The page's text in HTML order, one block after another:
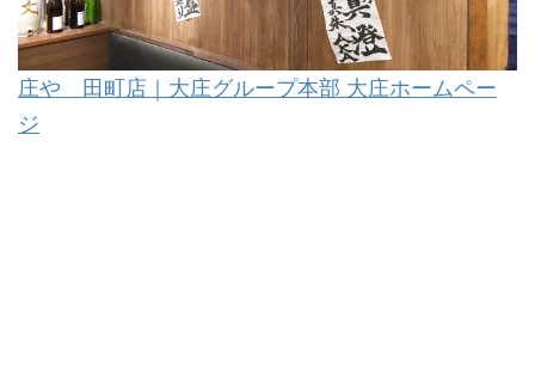
庄や 田町店｜大庄グループ本部 大庄ホームペー
ジ